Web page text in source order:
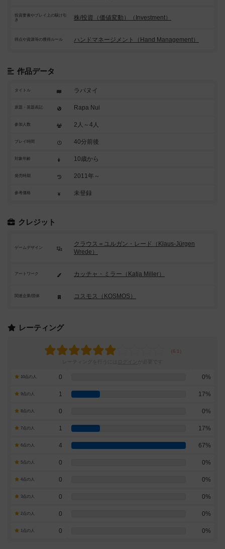
投資要素やプレイ上の駆け引
き
株/投資（価値変動）（Investment）
得点や資源等の獲得ルール ハンドマネージメント（Hand Management）
作品データ
タイトル ラパヌイ
原題・英題表記 Rapa Nui
参加人数 2人～4人
プレイ時間 40分前後
対象年齢 10歳から
発売時期 2011年～
参考価格 未登録
クレジット
ゲームデザイン
クラウス＝ユルガン・レード（Klaus-Jürgen
Wrede）
アートワーク カッチャ・ミラー（Katja Miller）
関連企業/団体 コスモス（KOSMOS）
レーティング
10点の人 0 0%
9点の人 1 17%
8点の人 0 0%
7点の人 1 17%
6点の人 4 67%
5点の人 0 0%
4点の人 0 0%
3点の人 0 0%
2点の人 0 0%
1点の人 0 0%